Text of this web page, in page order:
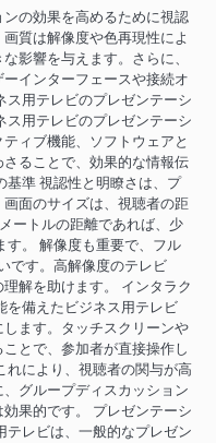
の効果を高めるために視認
質は解像度や色再現性によ
影響を与えます。さらに、
インターフェースや接続オ
ス用テレビのプレゼンテーシ
ス用テレビのプレゼンテーシ
ィブ機能、ソフトウェアと
ることで、効果的な情報伝
基準 視認性と明瞭さは、プ
面のサイズは、視聴者の距
ートルの距離であれば、少
す。 解像度も重要で、フル
です。高解像度のテレビ
解を助けます。 インタラク
を備えたビジネス用テレビ
ます。タッチスクリーンや
とで、参加者が直接操作し
れにより、視聴者の関与が高
グループディスカッション
果的です。 プレゼンテーシ
テレビは、一般的なプレゼン